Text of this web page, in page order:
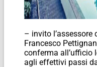
– invito l’assessore
Francesco
conferma all’ufficio
agli effettivi passi